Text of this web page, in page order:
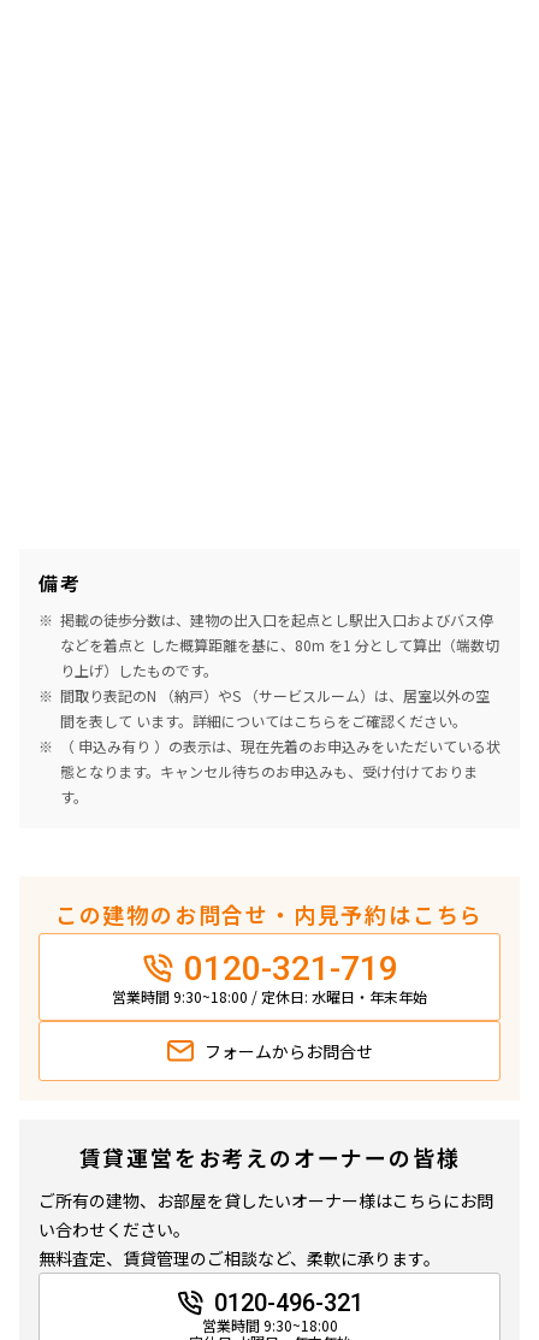
備考
掲載の徒歩分数は、建物の出入口を起点とし駅出入口およびバス停
などを着点と した概算距離を基に、80m を1 分として算出（端数切
り上げ）したものです。
間取り表記のN （納戸）やS （サービスルーム）は、居室以外の空
間を表して います。詳細についてはこちらをご確認ください。
（ 申込み有り ）の表示は、現在先着のお申込みをいただいている状
態となります。キャンセル待ちのお申込みも、受け付けておりま
す。
この建物のお問合せ・内見予約はこちら
0120-321-719
営業時間 9:30~18:00 / 定休日: 水曜日・年末年始
フォームから お問合せ
賃貸運営をお考えのオーナーの皆様
ご所有の建物、お部屋を貸したいオーナー様はこちらにお問
い合わせください。
無料査定、賃貸管理のご相談など、柔軟に承ります。
0120-496-321
営業時間 9:30~18:00